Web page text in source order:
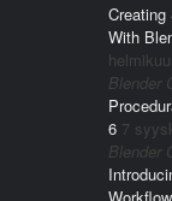
With
Blender
6 7
Blender